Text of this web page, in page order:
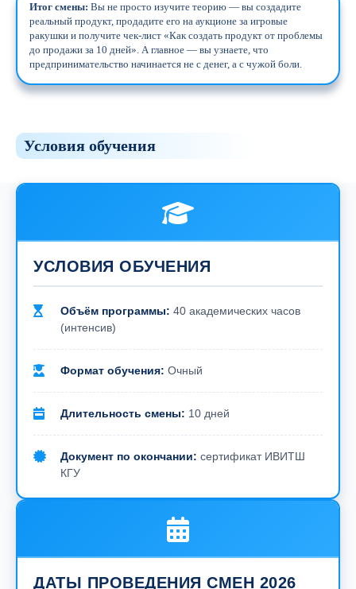
Итог смены: Вы не просто изучите теорию — вы создадите
реальный продукт, продадите его на аукционе за игровые
ракушки и получите чек-лист «Как создать продукт от проблемы
до продажи за 10 дней». А главное — вы узнаете, что
предпринимательство начинается не с денег, а с чужой боли.
Условия обучения
УСЛОВИЯ ОБУЧЕНИЯ
Объём программы: 40 академических часов
(интенсив)
Формат обучения: Очный
Длительность смены: 10 дней
Документ по окончании: сертификат ИВИТШ
КГУ
ДАТЫ ПРОВЕДЕНИЯ СМЕН 2026